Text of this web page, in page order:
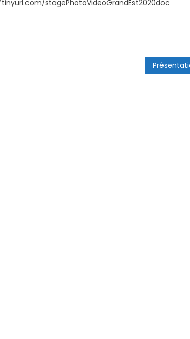
stagePhotoVideoGrandEst2020doc